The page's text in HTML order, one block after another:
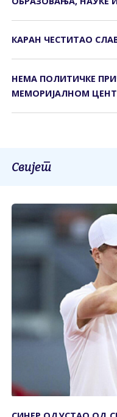
КАРАН ЧЕСТИТАО
НЕМА ПОЛИТИЧКЕ
МЕМОРИЈАЛНОМ
Свијет